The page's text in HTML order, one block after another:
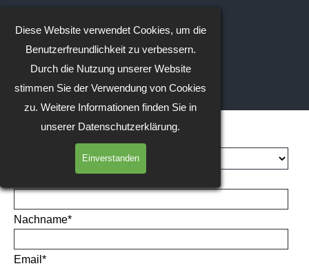
Diese Website verwendet Cookies, um die
Benutzerfreundlichkeit zu verbessern.
Durch die Nutzung unserer Website
stimmen Sie der Verwendung von Cookies
zu. Weitere Informationen finden Sie in
unserer Datenschutzerklärung.
Einverstanden
Menü überspringen
Nachname*
Email *